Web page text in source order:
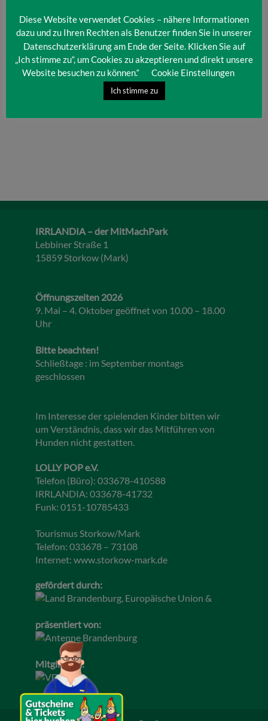
Unsere Gäste(1)
IRRLANDIA – der MitMachPark
Lebbiner Straße 1
15859 Storkow (Mark)
Öffnungszeiten 2026
9. Mai – 4. Oktober geöffnet von 10.00 – 18.00
Uhr
Bitte beachten!
Schließtage : im September montags
geschlossen
Im Interesse der spielenden Kinder bitten wir
um Verständnis, dass wir das Mitführen von
Hunden nicht gestatten.
LOLLY POP e.V.
Telefon (Büro): 033678-410588
IRRLANDIA: 033678-41732
Funk: 0151-10785433
Tourismus Storkow/Mark
Telefon: 033678 – 73108
Internet: www.storkow-mark.de
gefördert durch:
präsentiert von:
Mitglied im:
Diese Website verwendet Cookies – nähere Informationen
dazu und zu Ihren Rechten als Benutzer finden Sie in unserer
Datenschutzerklärung am Ende der Seite. Klicken Sie auf
„Ich stimme zu“, um Cookies zu akzeptieren und direkt unsere
Website besuchen zu können.“
Cookie Einstellungen
Ich stimme zu